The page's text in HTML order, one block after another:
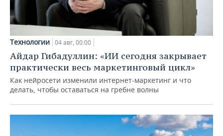
Технологии 04 авг, 00:00
Айдар Гибадуллин: «ИИ сегодня закрывает
практически весь маркетинговый цикл»
Как нейросети изменили интернет-маркетинг и что
делать, чтобы оставаться на гребне волны